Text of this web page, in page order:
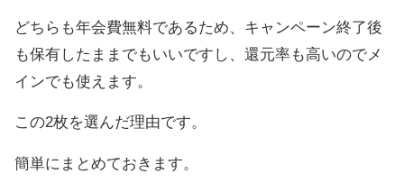
どちらも年会費無料であるため、キャンペーン終了後
も保有したままでもいいですし、還元率も高いのでメ
インでも使えます。
この2枚を選んだ理由です。
簡単にまとめておきます。